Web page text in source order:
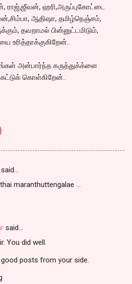
ராஜ்,ஜீவன், ஹரி,அருப்புகோட்டை
ஆதிஷா, தமிழ்நெஞ்சம்,
தவறாமல் பின்னுட்டமிடும்,
உரித்தாக்குகிறேன்..
அன்பார்ந்த கருத்துக்க்ளை
கொள்கிறேன்..
maranthuttengalae ...
said…
You did well.
posts from your side.